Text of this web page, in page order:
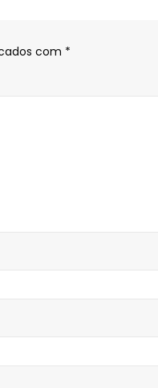
com *